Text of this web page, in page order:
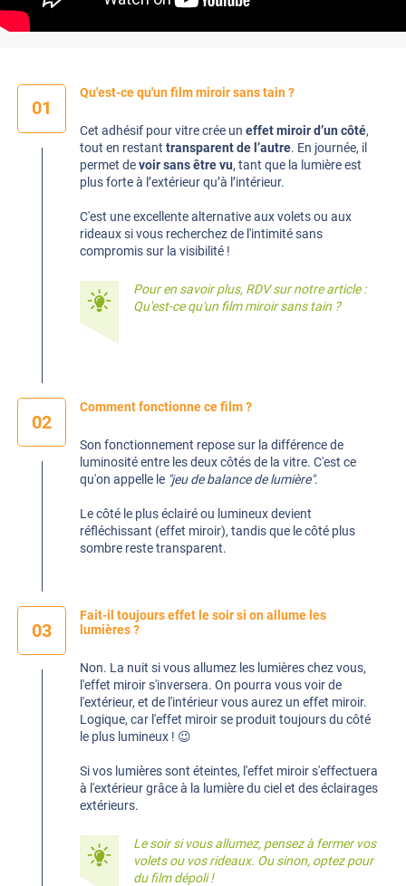
01
Qu'est-ce qu'un film miroir sans tain ?
Cet adhésif pour vitre crée uneffet miroir d’un côté,
tout en restanttransparent de l’autre. En journée, il
permet devoir sans être vu, tant que la lumière est
plus forte à l’extérieur qu’à l’intérieur.
C'est une excellente alternative aux volets ou aux
rideaux si vous recherchez de l'intimité sans
compromis sur la visibilité !
Pour en savoir plus, RDV sur notre article :
Qu'est-ce qu'un film miroir sans tain ?
02
Comment fonctionne ce film ?
Son fonctionnement repose sur la différence de
luminosité entre les deux côtés de la vitre. C'est ce
qu'on appelle le "jeu de balance de lumière".
Le côté le plus éclairé ou lumineux devient
réfléchissant (effet miroir), tandis que le côté plus
sombre reste transparent.
03
Fait-il toujours effet le soir si on allume les
lumières ?
Non. La nuit si vous allumez les lumières chez vous,
l'effet miroir s'inversera. On pourra vous voir de
l'extérieur, et de l'intérieur vous aurez un effet miroir.
Logique, car l'effet miroir se produit toujours du côté
le plus lumineux ! 😉
Si vos lumières sont éteintes, l'effet miroir s'effectuera
à l'extérieur grâce à la lumière du ciel et des éclairages
extérieurs.
Le soir si vous allumez, pensez à fermer vos
volets ou vos rideaux. Ou sinon, optez pour
dufilm dépoli!